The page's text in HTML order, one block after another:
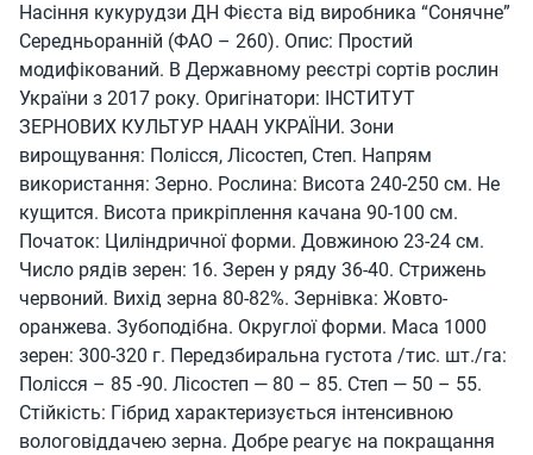
Насіння кукурудзи ДН Фієста від виробника “Сонячне”
Середньоранній (ФАО – 260). Опис: Простий
модифікований. В Державному реєстрі сортів рослин
України з 2017 року. Оригінатори: ІНСТИТУТ
ЗЕРНОВИХ КУЛЬТУР НААН УКРАЇНИ. Зони
вирощування: Полісся, Лісостеп, Степ. Напрям
використання: Зерно. Рослина: Висота 240-250 см. Не
кущится. Висота прикріплення качана 90-100 см.
Початок: Циліндричної форми. Довжиною 23-24 см.
Число рядів зерен: 16. Зерен у ряду 36-40. Стрижень
червоний. Вихід зерна 80-82%. Зернівка: Жовто-
оранжева. Зубоподібна. Округлої форми. Маса 1000
зерен: 300-320 г. Передзбиральна густота /тис. шт./га:
Полісся – 85 -90. Лісостеп — 80 – 85. Степ — 50 – 55.
Стійкість: Гібрид характеризується інтенсивною
вологовіддачею зерна. Добре реагує на покращання